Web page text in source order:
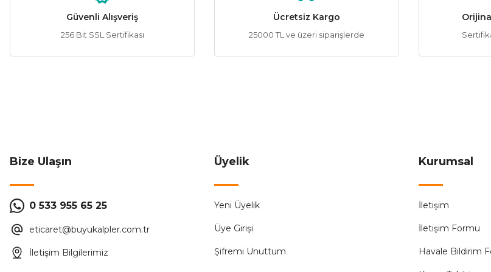
CATA
CATA CT-4554 50m Kırmızı Neon Led 220V
CATA
CATA CT-4554 50m Mavi Neon Led 220V Cata
288,00 ₺ 125,57 ₺ 125,57 ₺
Güvenli Alışveriş
256 Bit SSL Sertifikası
Ücretsiz Kargo
25000 TL ve üzeri siparişlerde
Bize Ulaşın
0 533 955 65 25
eticaret@buyukalpler.com.tr
İletişim Bilgilerimiz
Üyelik
Yeni Üyelik
Üye Girişi
Şifremi Unuttum
Kurumsal
İletişim
İletişim Formu
Havale Bildirim